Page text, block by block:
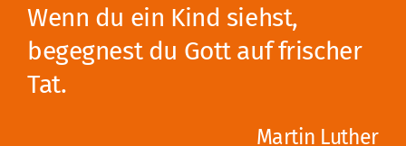
Wenn du ein Kind siehst,
begegnest du Gott auf frischer
Tat.
Martin Luther